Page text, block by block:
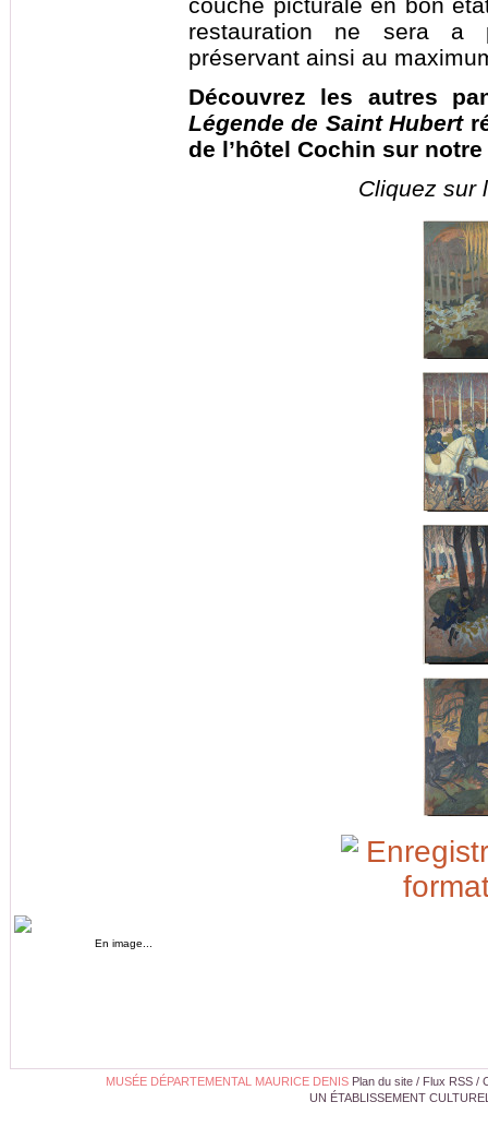
restauration ne sera a
préservant ainsi au
Découvrez les autres
Légende de Saint Hubert
de l’hôtel Cochin sur
Cliquez sur
En image...
MUSÉE DÉPARTEMENTAL MAURICE DENIS Plan du site / Flux RSS /
UN ÉTABLISSEMENT